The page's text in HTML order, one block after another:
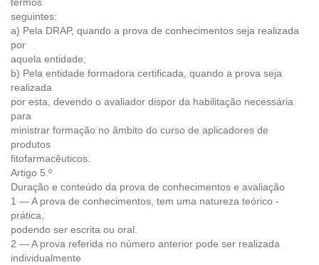
seguintes:
a) Pela DRAP, quando a prova de conhecimentos seja realizada
por
aquela entidade;
b) Pela entidade formadora certificada, quando a prova seja
realizada
por esta, devendo o avaliador dispor da habilitação necessária
para
ministrar formação no âmbito do curso de aplicadores de
produtos
fitofarmacêuticos.
Artigo 5.º
Duração e conteúdo da prova de conhecimentos e avaliação
1 — A prova de conhecimentos, tem uma natureza teórico -
prática,
podendo ser escrita ou oral.
2 — A prova referida no número anterior pode ser realizada
individualmente